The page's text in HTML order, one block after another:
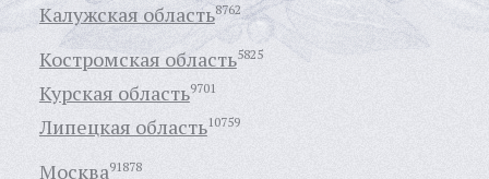
Калужская область8762
Костромская область5825
Курская область9701
Липецкая область10759
Москва91878